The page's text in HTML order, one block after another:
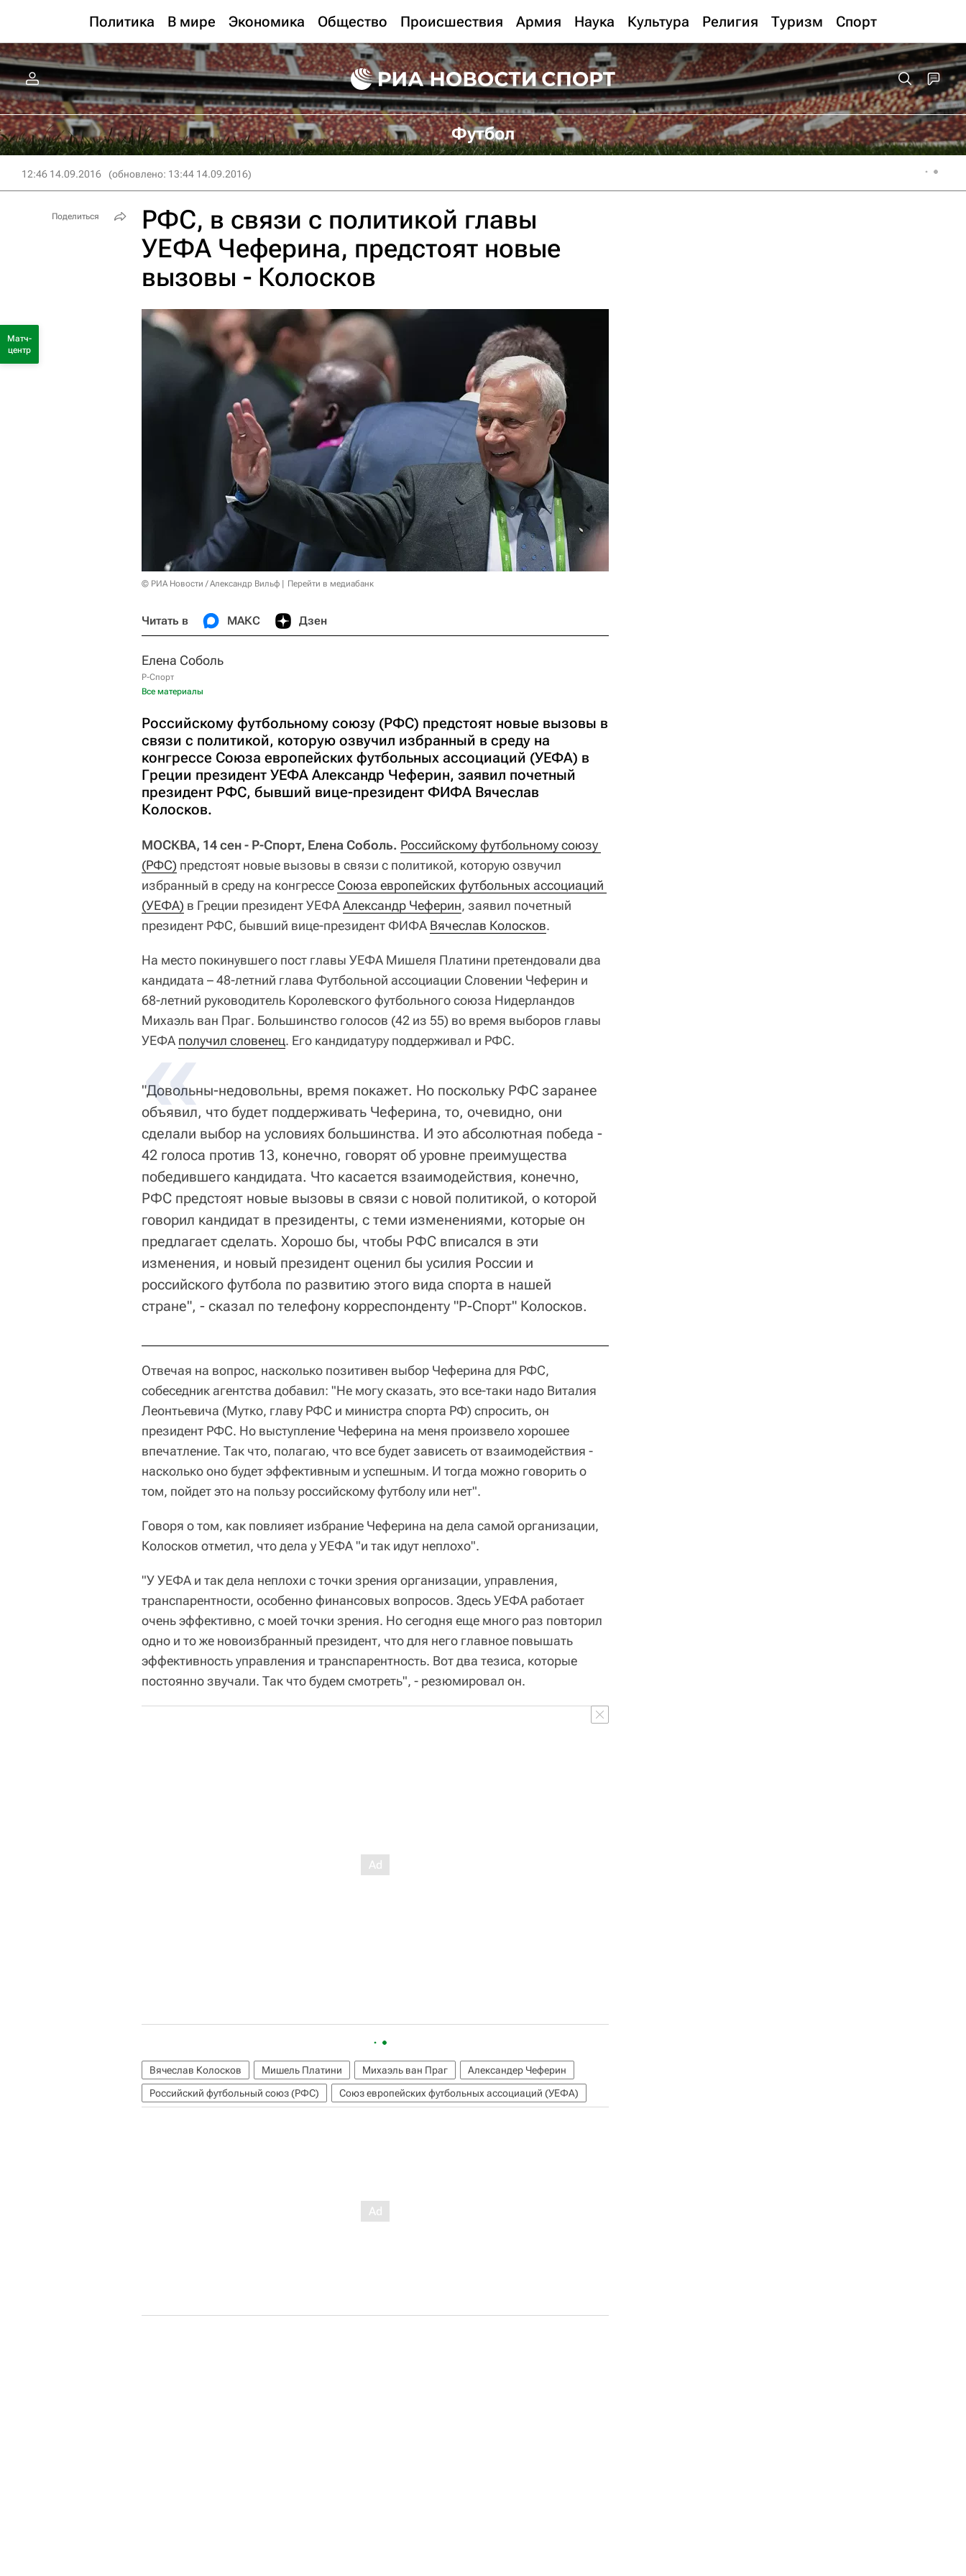
Политика В мире Экономика Общество Происшествия Армия Наука Культура Религия Туризм Спорт
Футбол
12:46 14.09.2016 (обновлено: 13:44 14.09.2016)
РФС, в связи с политикой главы
УЕФА Чеферина, предстоят новые
вызовы - Колосков
© РИА Новости / Александр Вильф Перейти в медиабанк
Читать в МАКС Дзен
Елена Соболь
Р-Спорт
Все материалы
Российскому футбольному союзу (РФС) предстоят новые вызовы в
связи с политикой, которую озвучил избранный в среду на
конгрессе Союза европейских футбольных ассоциаций (УЕФА) в
Греции президент УЕФА Александр Чеферин, заявил почетный
президент РФС, бывший вице-президент ФИФА Вячеслав
Колосков.
МОСКВА, 14 сен - Р-Спорт, Елена Соболь. Российскому футбольному союзу
(РФС) предстоят новые вызовы в связи с политикой, которую озвучил
избранный в среду на конгрессе Союза европейских футбольных ассоциаций
(УЕФА) в Греции президент УЕФААлександр Чеферин, заявил почетный
президент РФС, бывший вице-президент ФИФА Вячеслав Колосков.
На место покинувшего пост главы УЕФА Мишеля Платини претендовали два
кандидата – 48-летний глава Футбольной ассоциации Словении Чеферин и
68-летний руководитель Королевского футбольного союза Нидерландов
Михаэль ван Праг. Большинство голосов (42 из 55) во время выборов главы
УЕФА получил словенец. Его кандидатуру поддерживал и РФС.
"Довольны-недовольны, время покажет. Но поскольку РФС заранее
объявил, что будет поддерживать Чеферина, то, очевидно, они
сделали выбор на условиях большинства. И это абсолютная победа -
42 голоса против 13, конечно, говорят об уровне преимущества
победившего кандидата. Что касается взаимодействия, конечно,
РФС предстоят новые вызовы в связи с новой политикой, о которой
говорил кандидат в президенты, с теми изменениями, которые он
предлагает сделать. Хорошо бы, чтобы РФС вписался в эти
изменения, и новый президент оценил бы усилия России и
российского футбола по развитию этого вида спорта в нашей
стране", - сказал по телефону корреспонденту "Р-Спорт" Колосков.
Отвечая на вопрос, насколько позитивен выбор Чеферина для РФС,
собеседник агентства добавил: "Не могу сказать, это все-таки надо Виталия
Леонтьевича (Мутко, главу РФС и министра спорта РФ) спросить, он
президент РФС. Но выступление Чеферина на меня произвело хорошее
впечатление. Так что, полагаю, что все будет зависеть от взаимодействия -
насколько оно будет эффективным и успешным. И тогда можно говорить о
том, пойдет это на пользу российскому футболу или нет".
Говоря о том, как повлияет избрание Чеферина на дела самой организации,
Колосков отметил, что дела у УЕФА "и так идут неплохо".
"У УЕФА и так дела неплохи с точки зрения организации, управления,
транспарентности, особенно финансовых вопросов. Здесь УЕФА работает
очень эффективно, с моей точки зрения. Но сегодня еще много раз повторил
одно и то же новоизбранный президент, что для него главное повышать
эффективность управления и транспарентность. Вот два тезиса, которые
постоянно звучали. Так что будем смотреть", - резюмировал он.
Вячеслав Колосков Мишель Платини Михаэль ван Праг
Александер Чеферин
Российский футбольный союз (РФС)
Союз европейских футбольных ассоциаций (УЕФА)
Поделиться
Матч-
центр